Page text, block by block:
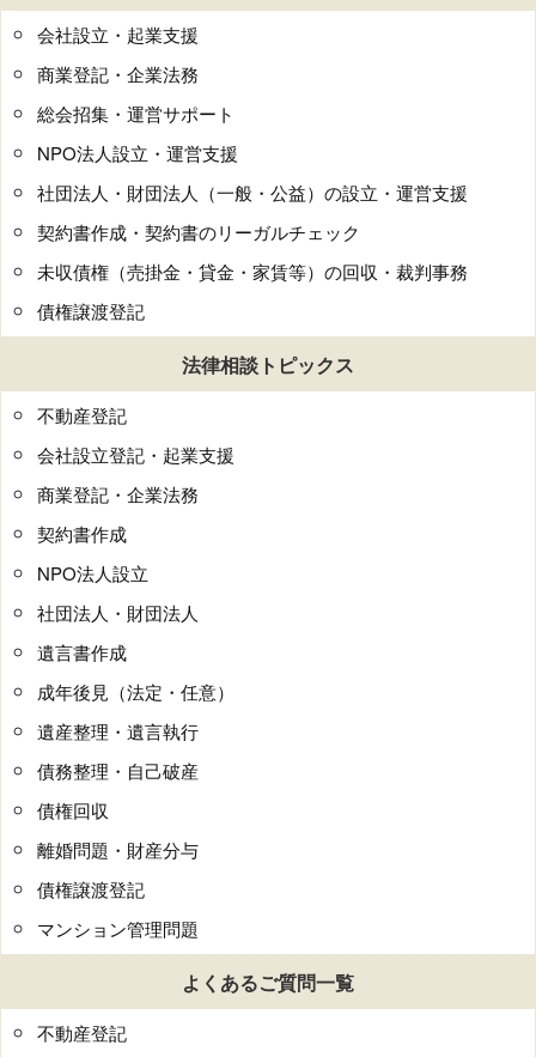
会社設立・起業支援
商業登記・企業法務
総会招集・運営サポート
NPO法人設立・運営支援
社団法人・財団法人（一般・公益）の設立・運営支援
契約書作成・契約書のリーガルチェック
未収債権（売掛金・貸金・家賃等）の回収・裁判事務
債権譲渡登記
法律相談トピックス
不動産登記
会社設立登記・起業支援
商業登記・企業法務
契約書作成
NPO法人設立
社団法人・財団法人
遺言書作成
成年後見（法定・任意）
遺産整理・遺言執行
債務整理・自己破産
債権回収
離婚問題・財産分与
債権譲渡登記
マンション管理問題
よくあるご質問一覧
不動産登記